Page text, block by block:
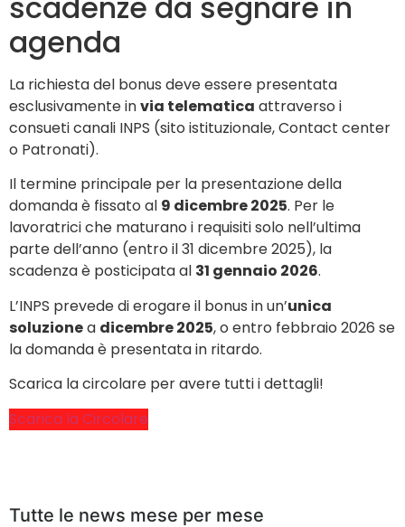
agenda
La richiesta del bonus deve essere presentata
esclusivamente invia telematica attraverso i
consueti canali INPS (sito istituzionale, Contact center
o Patronati).
Il termine principale per la presentazione della
domanda è fissato al 9 dicembre 2025. Per le
lavoratrici che maturano i requisiti solo nell’ultima
parte dell’anno (entro il 31 dicembre 2025), la
scadenza è posticipata al 31 gennaio 2026.
L’INPS prevede di erogare il bonus in un’unica
soluzionea dicembre 2025, o entro febbraio 2026 se
la domanda è presentata in ritardo.
Scarica la circolare per avere tutti i dettagli!
Scarica la Circolare
Tutte le news mese per mese